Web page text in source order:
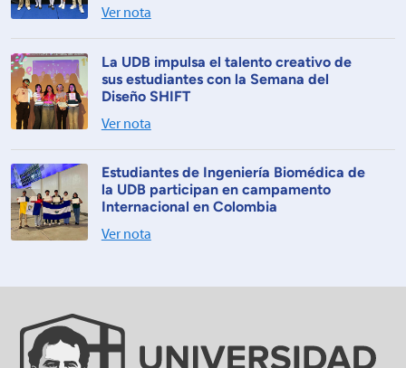
Ver nota
La UDB impulsa el talento creativo de
sus estudiantes con la Semana del
Diseño SHIFT
Ver nota
Estudiantes de Ingeniería Biomédica de
la UDB participan en campamento
Internacional en Colombia
Ver nota